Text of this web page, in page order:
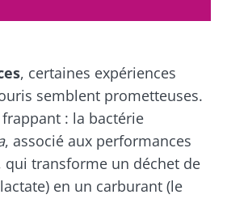
, certaines expériences
semblent prometteuses.
frappant : la bactérie
, associé aux performances
qui transforme un déchet de
en un carburant (le